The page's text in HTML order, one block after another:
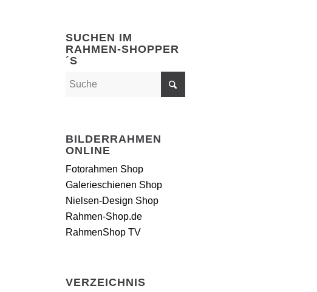
SUCHEN IM
RAHMEN-SHOPPER
´S
BILDERRAHMEN
ONLINE
Fotorahmen Shop
Galerieschienen Shop
Nielsen-Design Shop
Rahmen-Shop.de
RahmenShop TV
VERZEICHNIS